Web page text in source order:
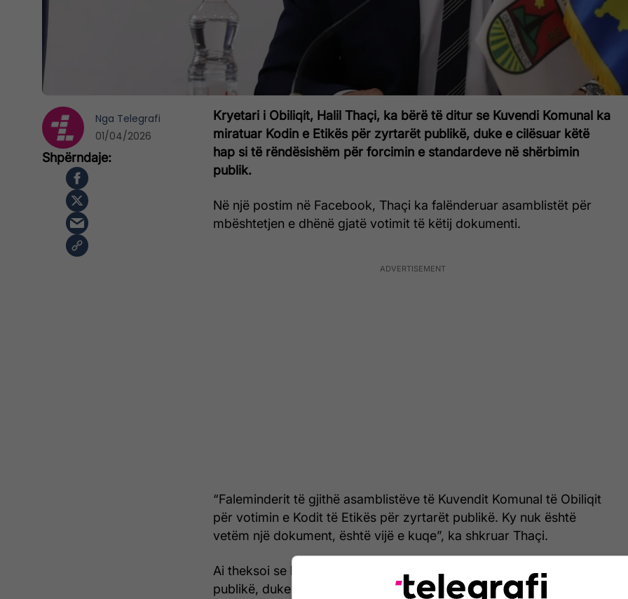
Kryetari i Obiliqit, Halil Thaçi, ka bërë të ditur se Kuvendi Komunal ka
miratuar Kodin e Etikës për zyrtarët publikë, duke e cilësuar këtë
hap si të rëndësishëm për forcimin e standardeve në shërbimin
publik.
Në një postim në Facebook, Thaçi ka falënderuar asamblistët për
mbështetjen e dhënë gjatë votimit të këtij dokumenti.
“Faleminderit të gjithë asamblistëve të Kuvendit Komunal të Obiliqit
për votimin e Kodit të Etikës për zyrtarët publikë. Ky nuk është
vetëm një dokument, është vijë e kuqe”, ka shkruar Thaçi.
Ai theksoi se kodi përcakton standarde të qarta për funksionarët
publikë, duke vendosur theksin te përgjegjësia, transparenca dhe
Nga Telegrafi
01/04/2026